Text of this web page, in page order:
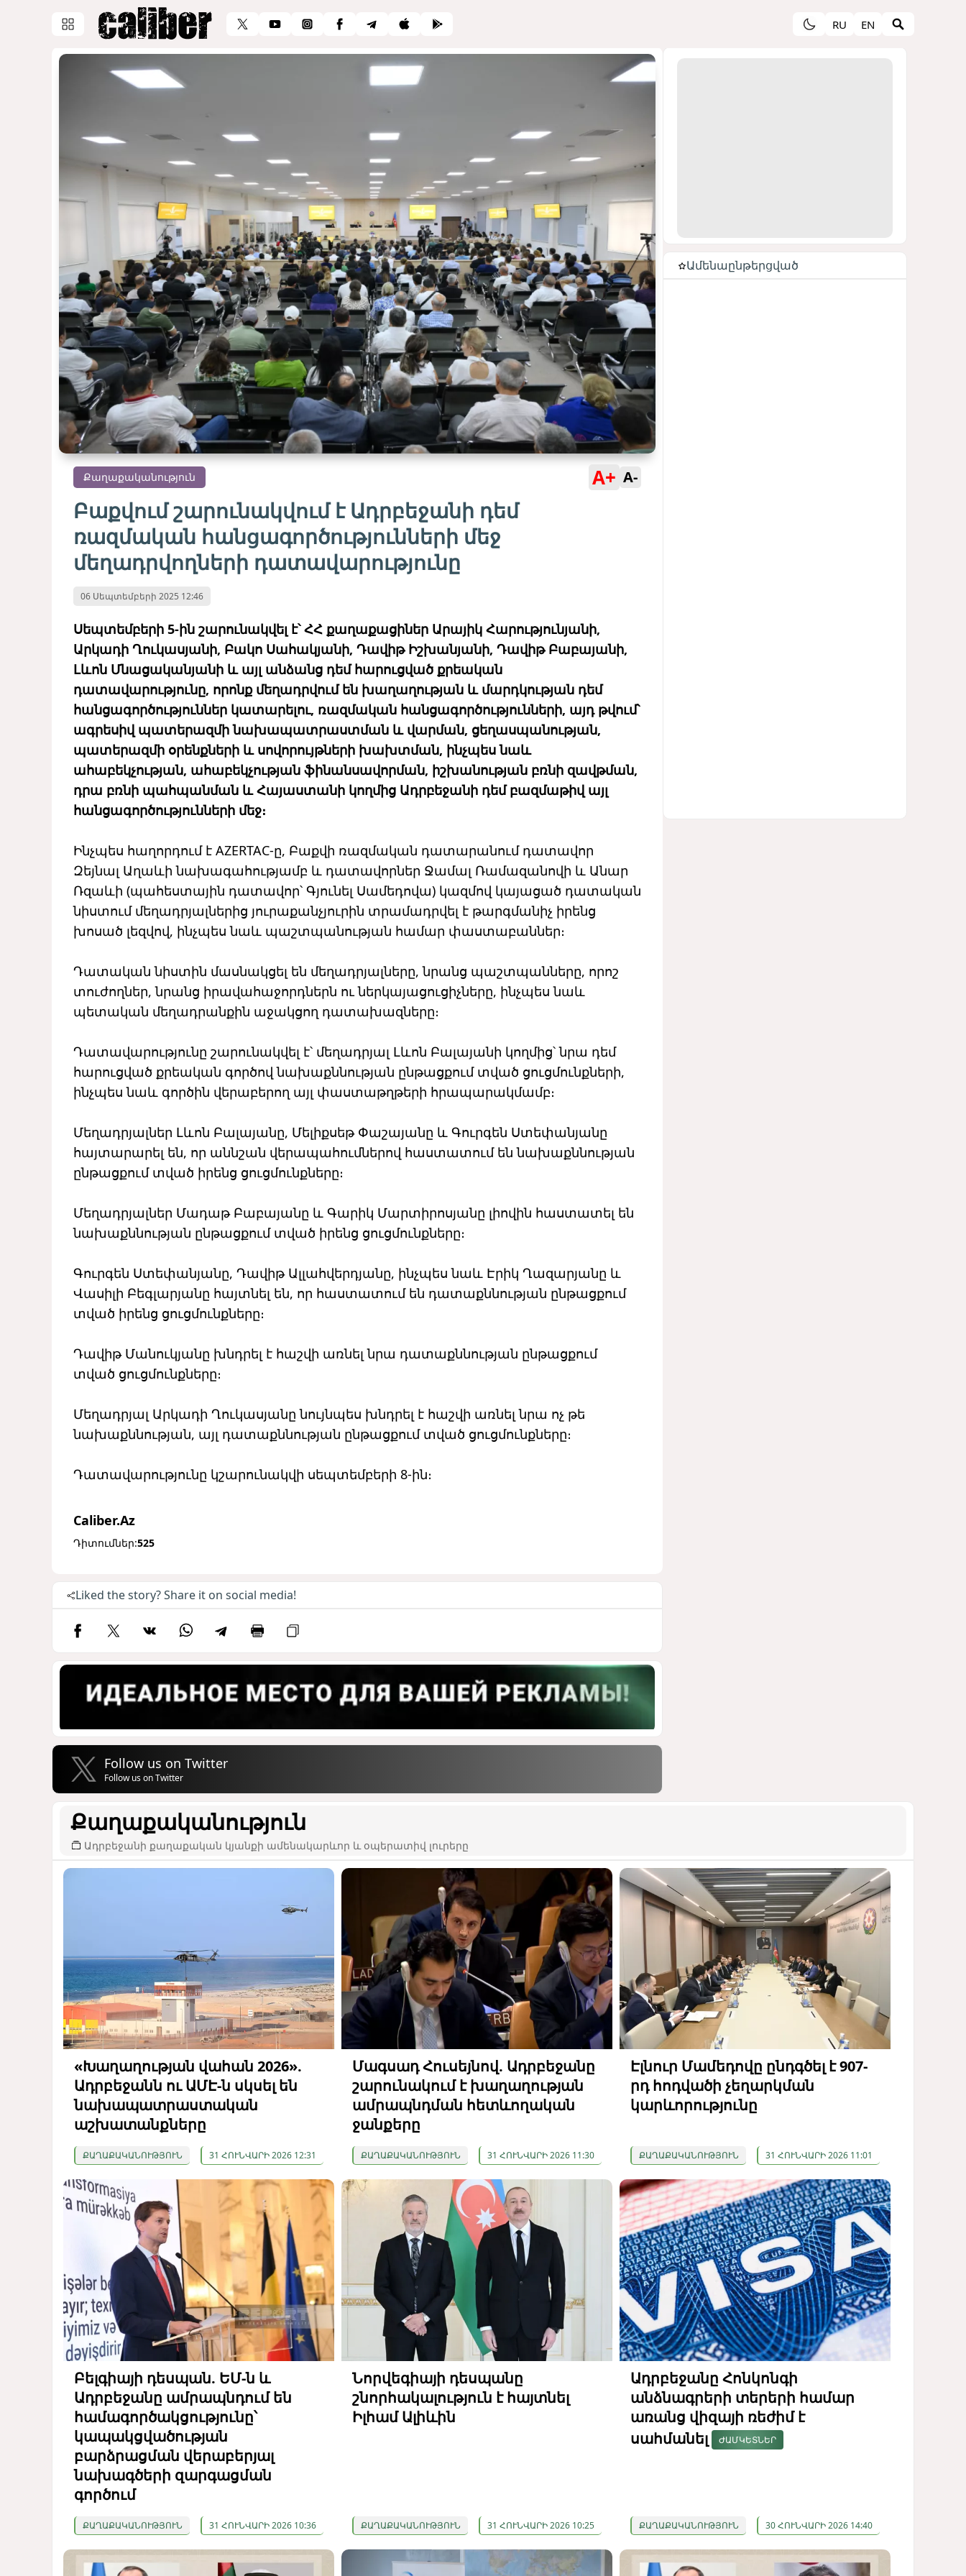
RU EN
Քաղաքականություն A+ A-
Բաքվում շարունակվում է Ադրբեջանի դեմ
ռազմական հանցագործությունների մեջ
մեղադրվողների դատավարությունը
06 Սեպտեմբերի 2025 12:46
Սեպտեմբերի 5-ին շարունակվել է՝ ՀՀ քաղաքացիներ Արայիկ Հարությունյանի,
Արկադի Ղուկասյանի, Բակո Սահակյանի, Դավիթ Իշխանյանի, Դավիթ Բաբայանի,
Լևոն Մնացականյանի և այլ անձանց դեմ հարուցված քրեական
դատավարությունը, որոնք մեղադրվում են խաղաղության և մարդկության դեմ
հանցագործություններ կատարելու, ռազմական հանցագործությունների, այդ թվում՝
ագրեսիվ պատերազմի նախապատրաստման և վարման, ցեղասպանության,
պատերազմի օրենքների և սովորույթների խախտման, ինչպես նաև
ահաբեկչության, ահաբեկչության ֆինանսավորման, իշխանության բռնի զավթման,
դրա բռնի պահպանման և Հայաստանի կողմից Ադրբեջանի դեմ բազմաթիվ այլ
հանցագործությունների մեջ։
Ինչպես հաղորդում է AZERTAC-ը, Բաքվի ռազմական դատարանում դատավոր
Զեյնալ Աղաևի նախագահությամբ և դատավորներ Ջամալ Ռամազանովի և Անար
Ռզաևի (պահեստային դատավոր՝ Գյունել Սամեդովա) կազմով կայացած դատական
​​նիստում մեղադրյալներից յուրաքանչյուրին տրամադրվել է թարգմանիչ իրենց
խոսած լեզվով, ինչպես նաև պաշտպանության համար փաստաբաններ։
Դատական ​​նիստին մասնակցել են մեղադրյալները, նրանց պաշտպանները, որոշ
տուժողներ, նրանց իրավահաջորդներն ու ներկայացուցիչները, ինչպես նաև
պետական ​​մեղադրանքին աջակցող դատախազները։
Դատավարությունը շարունակվել է՝ մեղադրյալ Լևոն Բալայանի կողմից՝ նրա դեմ
հարուցված քրեական գործով նախաքննության ընթացքում տված ցուցմունքների,
ինչպես նաև գործին վերաբերող այլ փաստաթղթերի հրապարակմամբ։
Մեղադրյալներ Լևոն Բալայանը, Մելիքսեթ Փաշայանը և Գուրգեն Ստեփանյանը
հայտարարել են, որ աննշան վերապահումներով հաստատում են նախաքննության
ընթացքում տված իրենց ցուցմունքները։
Մեղադրյալներ Մադաթ Բաբայանը և Գարիկ Մարտիրոսյանը լիովին հաստատել են
նախաքննության ընթացքում տված իրենց ցուցմունքները։
Գուրգեն Ստեփանյանը, Դավիթ Ալլահվերդյանը, ինչպես նաև Էրիկ Ղազարյանը և
Վասիլի Բեգլարյանը հայտնել են, որ հաստատում են դատաքննության ընթացքում
տված իրենց ցուցմունքները։
Դավիթ Մանուկյանը խնդրել է հաշվի առնել նրա դատաքննության ընթացքում
տված ցուցմունքները։
Մեղադրյալ Արկադի Ղուկասյանը նույնպես խնդրել է հաշվի առնել նրա ոչ թե
նախաքննության, այլ դատաքննության ընթացքում տված ցուցմունքները։
Դատավարությունը կշարունակվի սեպտեմբերի 8-ին։
Caliber.Az
Դիտումներ:525
Liked the story? Share it on social media!
Follow us on Twitter
Follow us on Twitter
Ամենաընթերցված
Քաղաքականություն
Ադրբեջանի քաղաքական կյանքի ամենակարևոր և օպերատիվ լուրերը
«Խաղաղության վահան 2026».
Ադրբեջանն ու ԱՄԷ-ն սկսել են
նախապատրաստական ​​
աշխատանքները
ՔԱՂԱՔԱԿԱՆՈՒԹՅՈՒՆ 31 ՀՈՒՆՎԱՐԻ 2026 12:31
Մագսադ Հուսեյնով. Ադրբեջանը
շարունակում է խաղաղության
ամրապնդման հետևողական
ջանքերը
ՔԱՂԱՔԱԿԱՆՈՒԹՅՈՒՆ 31 ՀՈՒՆՎԱՐԻ 2026 11:30
Էլնուր Մամեդովը ընդգծել է 907-
րդ հոդվածի չեղարկման
կարևորությունը
ՔԱՂԱՔԱԿԱՆՈՒԹՅՈՒՆ 31 ՀՈՒՆՎԱՐԻ 2026 11:01
Բելգիայի դեսպան. ԵՄ-ն և
Ադրբեջանը ամրապնդում են
համագործակցությունը՝
կապակցվածության
բարձրացման վերաբերյալ
նախագծերի զարգացման
գործում
ՔԱՂԱՔԱԿԱՆՈՒԹՅՈՒՆ 31 ՀՈՒՆՎԱՐԻ 2026 10:36
Նորվեգիայի դեսպանը
շնորհակալություն է հայտնել
Իլհամ Ալիևին
ՔԱՂԱՔԱԿԱՆՈՒԹՅՈՒՆ 31 ՀՈՒՆՎԱՐԻ 2026 10:25
Ադրբեջանը Հոնկոնգի
անձնագրերի տերերի համար
առանց վիզայի ռեժիմ է
սահմանել
ԺԱՄԿԵՏՆԵՐ
ՔԱՂԱՔԱԿԱՆՈՒԹՅՈՒՆ 30 ՀՈՒՆՎԱՐԻ 2026 14:40